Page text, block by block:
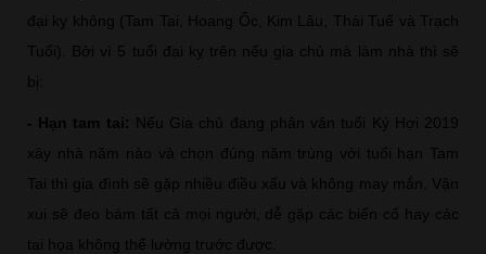
đại kỵ không (Tam Tai, Hoang Ốc, Kim Lâu, Thái Tuế và Trạch
Tuổi). Bởi vì 5 tuổi đại kỵ trên nếu gia chủ mà làm nhà thì sẽ
bị:
- Hạn tam tai:
Nếu Gia chủ đang phân vân tuổi Kỷ Hợi 2019
xây nhà năm nào và chọn đúng năm trùng với tuổi hạn Tam
Tai thì gia đình sẽ gặp nhiều điều xấu và không may mắn. Vận
xui sẽ đeo bám tất cả mọi người, dễ gặp các biến cố hay các
tai họa không thể lường trước được.